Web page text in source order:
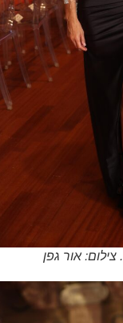
אור גפן